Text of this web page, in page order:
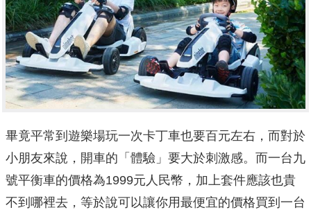
畢竟平常到遊樂場玩一次卡丁車也要百元左右，而對於
小朋友來說，開車的「體驗」要大於刺激感。而一台九
號平衡車的價格為1999元人民幣，加上套件應該也貴
不到哪裡去，等於說可以讓你用最便宜的價格買到一台